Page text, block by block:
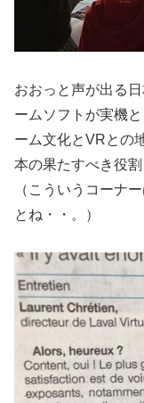
おおっと声が出る
ームソフトが実機
ーム文化とVRとの
本の果たすべき役
（こういうコーナ
とね・・。）